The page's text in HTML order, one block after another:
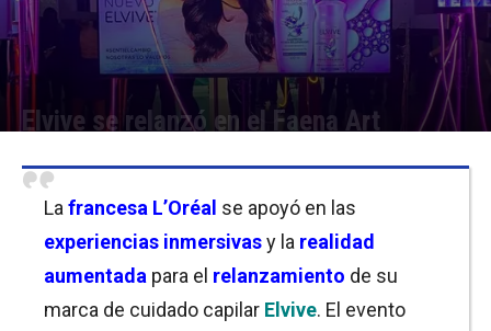
Elvive se relanzó en el Faena Art
La francesa L’Oréal se apoyó en las
experiencias inmersivasy la realidad
aumentada para el relanzamiento de su
marca de cuidado capilar Elvive. El evento